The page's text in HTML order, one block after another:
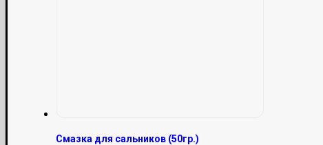
Смазка для сальников (50гр.)